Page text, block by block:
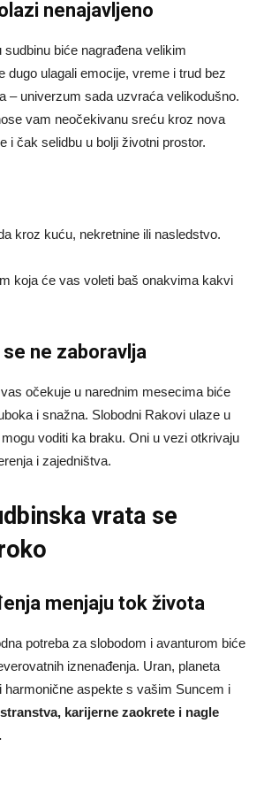
nenajavljeno
biće nagrađena velikim
dugo ulagali emocije, vreme i trud bez
– univerzum sada uzvraća velikodušno.
vam neočekivanu sreću kroz nova
i čak selidbu u bolji životni prostor.
kroz kuću, nekretnine ili nasledstvo.
koja će vas voleti baš onakvima kakvi
ne zaboravlja
očekuje u narednim mesecima biće
i snažna. Slobodni Rakovi ulaze u
voditi ka braku. Oni u vezi otkrivaju
i zajedništva.
vrata se
menjaju tok života
potreba za slobodom i avanturom biće
iznenađenja. Uran, planeta
harmonične aspekte s vašim Suncem i
karijerne zaokrete i nagle